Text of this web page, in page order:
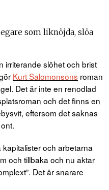
som liknöjda, slöa
irriterande slöhet och brist
Kurt Salomonsons roman
Det är inte en renodlad
och det finns en
eftersom det saknas
och arbetarna
och tillbaka och nu aktar
Det är snarare